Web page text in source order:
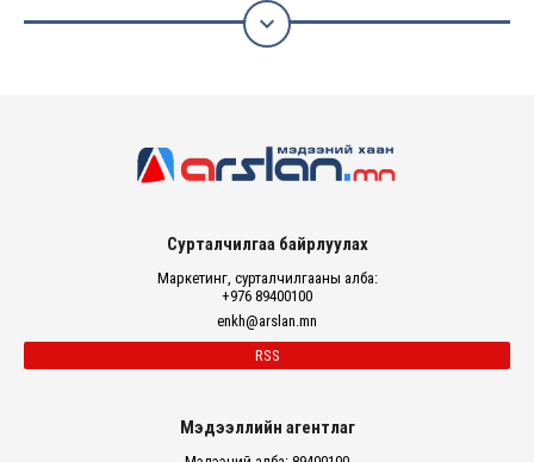

Сурталчилгаа байрлуулах
Маркетинг, сурталчилгааны алба:
+976 89400100
enkh@arslan.mn
RSS
Мэдээллийн агентлаг